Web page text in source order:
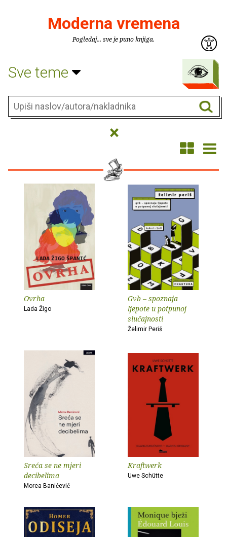
Moderna vremena
Pogledaj... sve je puno knjiga.
Sve teme
×
Ovrha
Lada Žigo
Gvb – spoznaja
ljepote u potpunoj
slučajnosti
Želimir Periš
Sreća se ne mjeri
decibelima
Morea Banićević
Kraftwerk
Uwe Schütte